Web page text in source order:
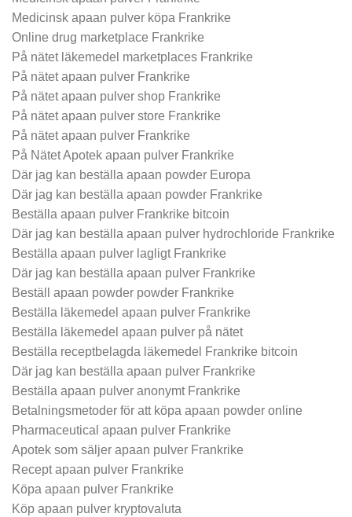
Medicinsk apaan pulver köpa Frankrike
Online drug marketplace Frankrike
På nätet läkemedel marketplaces Frankrike
På nätet apaan pulver Frankrike
På nätet apaan pulver shop Frankrike
På nätet apaan pulver store Frankrike
På nätet apaan pulver Frankrike
På Nätet Apotek apaan pulver Frankrike
Där jag kan beställa apaan powder Europa
Där jag kan beställa apaan powder Frankrike
Beställa apaan pulver Frankrike bitcoin
Där jag kan beställa apaan pulver hydrochloride Frankrike
Beställa apaan pulver lagligt Frankrike
Där jag kan beställa apaan pulver Frankrike
Beställ apaan powder powder Frankrike
Beställa läkemedel apaan pulver Frankrike
Beställa läkemedel apaan pulver på nätet
Beställa receptbelagda läkemedel Frankrike bitcoin
Där jag kan beställa apaan pulver Frankrike
Beställa apaan pulver anonymt Frankrike
Betalningsmetoder för att köpa apaan powder online
Pharmaceutical apaan pulver Frankrike
Apotek som säljer apaan pulver Frankrike
Recept apaan pulver Frankrike
Köpa apaan pulver Frankrike
Köp apaan pulver kryptovaluta